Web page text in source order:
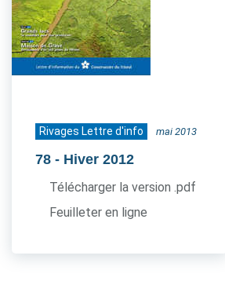
Rivages Lettre d'info mai 2013
78 - Hiver 2012
Télécharger la version .pdf
Feuilleter en ligne